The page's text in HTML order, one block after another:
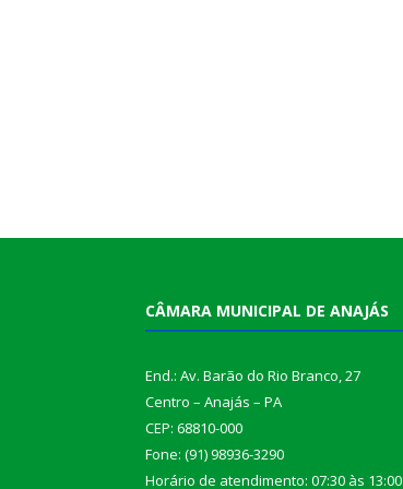
CÂMARA MUNICIPAL DE ANAJÁS
End.: Av. Barão do Rio Branco, 27
Centro – Anajás – PA
CEP: 68810-000
Fone: (91) 98936-3290
Horário de atendimento: 07:30 às 13:00